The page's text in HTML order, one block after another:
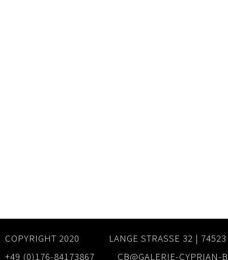
COPYRIGHT 2020
LANGE STRASSE 32 |
+49 (0)176-84173867
CB@GALERIE-CYPRIAN-